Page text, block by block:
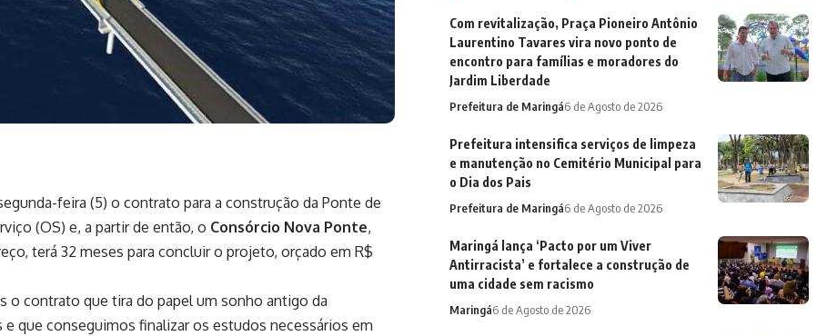
feira (5) o contrato para a construção da Ponte de
(OS) e, a partir de então, o Consórcio Nova Ponte,
terá 32 meses para concluir o projeto, orçado em R$
o contrato que tira do papel um sonho antigo da
que conseguimos finalizar os estudos necessários em
Com revitalização, Praça Pioneiro Antônio
Laurentino Tavares vira novo ponto de
encontro para famílias e moradores do
Jardim Liberdade
Prefeitura de Maringá6 de Agosto de 2026
Prefeitura intensifica serviços de limpeza
e manutenção no Cemitério Municipal para
o Dia dos Pais
Prefeitura de Maringá6 de Agosto de 2026
Maringá lança ‘Pacto por um Viver
Antirracista’ e fortalece a construção de
uma cidade sem racismo
Maringá6 de Agosto de 2026